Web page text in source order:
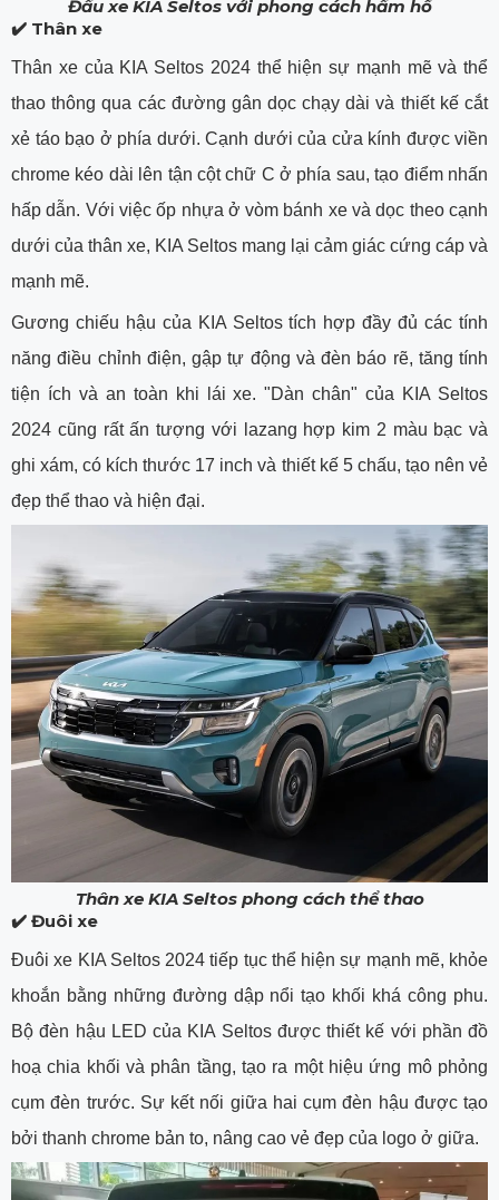
Đầu xe KIA Seltos với phong cách hầm hố
✔️ Thân xe
Thân xe của KIA Seltos 2024 thể hiện sự mạnh mẽ và thể
thao thông qua các đường gân dọc chạy dài và thiết kế cắt
xẻ táo bạo ở phía dưới. Cạnh dưới của cửa kính được viền
chrome kéo dài lên tận cột chữ C ở phía sau, tạo điểm nhấn
hấp dẫn. Với việc ốp nhựa ở vòm bánh xe và dọc theo cạnh
dưới của thân xe, KIA Seltos mang lại cảm giác cứng cáp và
mạnh mẽ.
Gương chiếu hậu của KIA Seltos tích hợp đầy đủ các tính
năng điều chỉnh điện, gập tự động và đèn báo rẽ, tăng tính
tiện ích và an toàn khi lái xe. "Dàn chân" của KIA Seltos
2024 cũng rất ấn tượng với lazang hợp kim 2 màu bạc và
ghi xám, có kích thước 17 inch và thiết kế 5 chấu, tạo nên vẻ
đẹp thể thao và hiện đại.
Thân xe KIA Seltos phong cách thể thao
✔️ Đuôi xe
Đuôi xe KIA Seltos 2024 tiếp tục thể hiện sự mạnh mẽ, khỏe
khoắn bằng những đường dập nổi tạo khối khá công phu.
Bộ đèn hậu LED của KIA Seltos được thiết kế với phần đồ
hoạ chia khối và phân tầng, tạo ra một hiệu ứng mô phỏng
cụm đèn trước. Sự kết nối giữa hai cụm đèn hậu được tạo
bởi thanh chrome bản to, nâng cao vẻ đẹp của logo ở giữa.